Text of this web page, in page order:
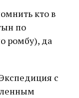
кто в
по
ромбу), да
с